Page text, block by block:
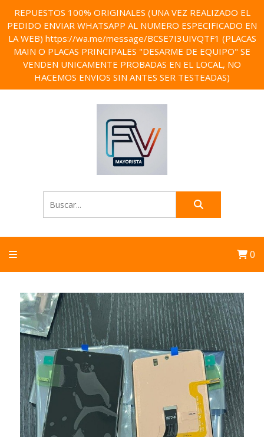
REPUESTOS 100% ORIGINALES (UNA VEZ REALIZADO EL
PEDIDO ENVIAR WHATSAPP AL NUMERO ESPECIFICADO EN
LA WEB) https://wa.me/message/BCSE7I3UIVQTF1 (PLACAS
MAIN O PLACAS PRINCIPALES "DESARME DE EQUIPO" SE
VENDEN UNICAMENTE PROBADAS EN EL LOCAL, NO
HACEMOS ENVIOS SIN ANTES SER TESTEADAS)
0